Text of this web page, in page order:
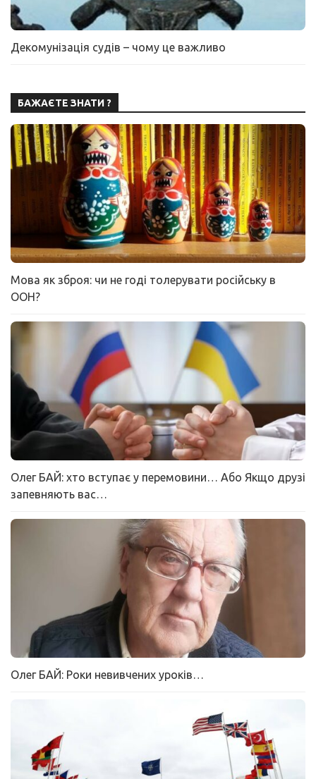
Декомунізація судів – чому це важливо
БАЖАЄТЕ ЗНАТИ ?
Мова як зброя: чи не годі толерувати російську в
ООН?
Олег БАЙ: хто вступає у перемовини… Або Якщо друзі
запевняють вас…
Олег БАЙ: Роки невивчених уроків…